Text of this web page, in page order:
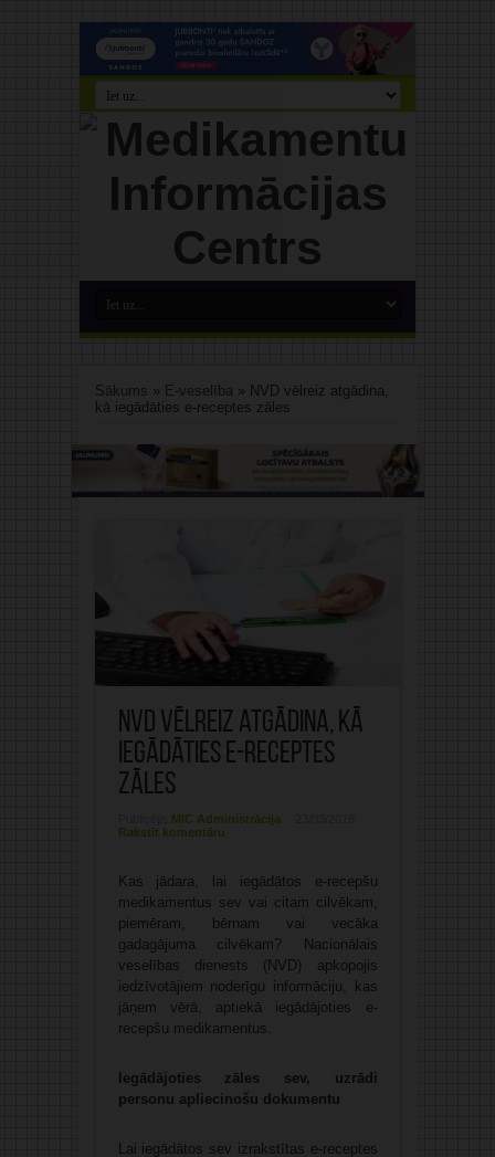
Sākums » E-veselība» NVD vēlreiz atgādina,
kā iegādāties e-receptes zāles
NVD vēlreiz atgādina, kā
iegādāties e-receptes
zāles
MIC Administrācija
Rakstīt komentāru
Kas jādara, lai iegādātos e-recepšu
medikamentus sev vai citam cilvēkam,
piemēram, bērnam vai vecāka
gadagājuma cilvēkam? Nacionālais
veselības dienests (NVD) apkopojis
iedzīvotājiem noderīgu informāciju, kas
jāņem vērā, aptiekā iegādājoties e-
recepšu medikamentus.
Iegādājoties zāles sev, uzrādi
personu apliecinošu dokumentu
Lai iegādātos sev izrakstītas e-receptes